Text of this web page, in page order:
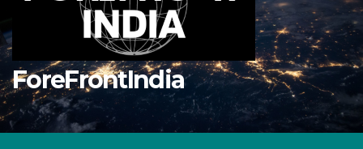
ForeFrontIndia